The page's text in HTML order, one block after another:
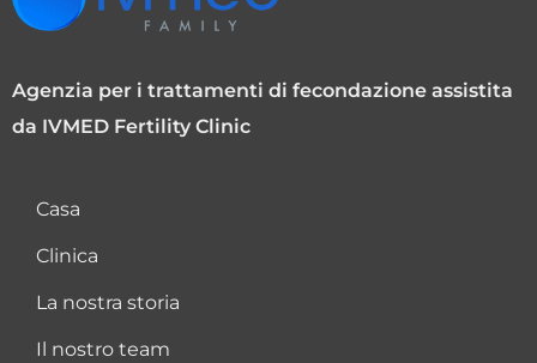
Agenzia per i trattamenti di fecondazione assistita
da IVMED Fertility Clinic
Casa
Clinica
La nostra storia
Il nostro team